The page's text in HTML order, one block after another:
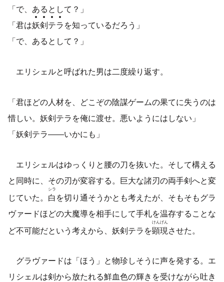
「で、あるとして？」
「君は妖剣テラを知っているだろう」
「で、あるとして？」
エリシェルと呼ばれた男は二度繰り返す。
「君ほどの人材を、どこぞの陰謀ゲームの果てに失うのは
惜しい。妖剣テラを俺に渡せ。悪いようにはしない」
「妖剣テラ――いかにも」
エリシェルはゆっくりと腰の刀を抜いた。そして構える
と同時に、その刃が変容する。巨大な諸刃の両手剣へと変
じていた。 白
シラ
を切り通そうかとも考えたが、そもそもグラ
ヴァードほどの大魔導を相手にして手札を温存することな
ど不可能だという考えから、妖剣テラを顕現
けんげん
させた。
グラヴァードは「ほう」と物珍しそうに声を発する。エ
リシェルは剣から放たれる鮮血色の輝きを受けながら吐き